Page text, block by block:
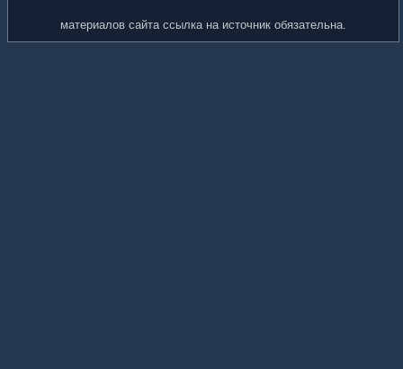
материалов сайта ссылка на источник обязательна.